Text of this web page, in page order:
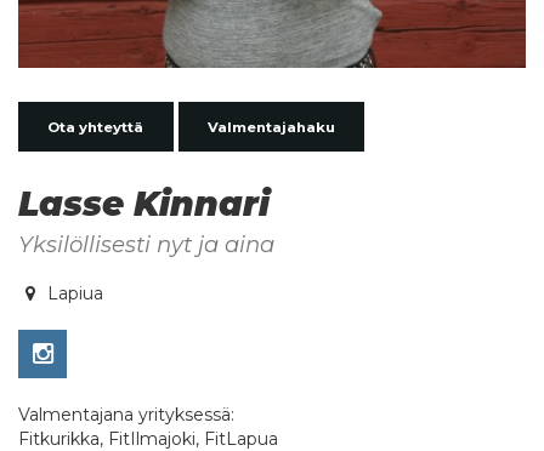
Ota yhteyttä Valmentajahaku
Lasse Kinnari
Yksilöllisesti nyt ja aina
Lapiua
Valmentajana yrityksessä:
Fitkurikka, FitIlmajoki, FitLapua